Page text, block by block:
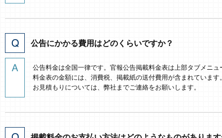
公告にかかる費用はどのくらいですか？
公告料金は全国一律です。官報公告掲載料金表は上部タブメニ
料金表の金額には、消費税、掲載紙の送付費用が含まれていま
お見積もりについては、弊社までご連絡をお願いします。